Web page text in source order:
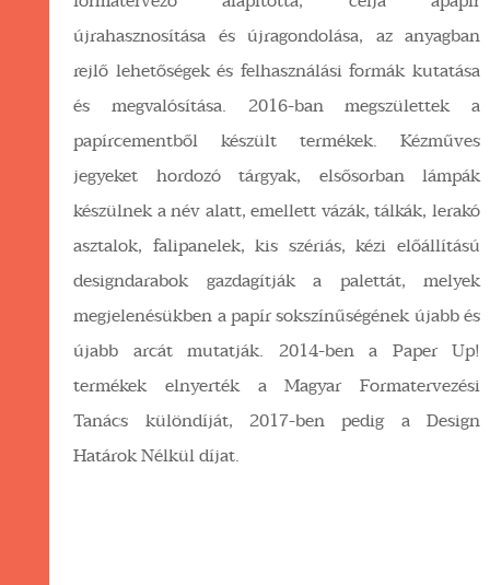
újrahasznosítása és újragondolása, az anyagban
rejlő lehetőségek és felhasználási formák kutatása
és megvalósítása. 2016-ban megszülettek a
papírcementből készült termékek. Kézműves
jegyeket hordozó tárgyak, elsősorban lámpák
készülnek a név alatt, emellett vázák, tálkák, lerakó
asztalok, falipanelek, kis szériás, kézi előállítású
designdarabok gazdagítják a palettát, melyek
megjelenésükben a papír sokszínűségének újabb és
újabb arcát mutatják. 2014-ben a Paper Up!
termékek elnyerték a Magyar Formatervezési
Tanács különdíját, 2017-ben pedig a Design
Határok Nélkül díjat.